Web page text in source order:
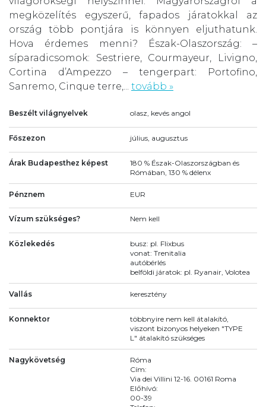
megközelítés egyszerű, fapados járatokkal az
ország több pontjára is könnyen eljuthatunk.
Hova érdemes menni? Észak-Olaszország: –
síparadicsomok: Sestriere, Courmayeur, Livigno,
Cortina d’Ampezzo – tengerpart: Portofino,
Sanremo, Cinque terre,... tovább »
Beszélt világnyelvek olasz, kevés angol
Főszezon július, augusztus
Árak Budapesthez képest
180 % Észak-Olaszországban és
Rómában, 130 % délenx
Pénznem EUR
Vízum szükséges? Nem kell
Közlekedés
busz: pl. Flixbus
vonat: Trenitalia
autóbérlés
belföldi járatok: pl. Ryanair, Volotea
Vallás keresztény
Konnektor
többnyire nem kell átalakító,
viszont bizonyos helyeken "TYPE
L" átalakító szükséges
Nagykövetség
Róma
Cím:
Via dei Villini 12-16. 00161 Roma
Előhívó:
00-39